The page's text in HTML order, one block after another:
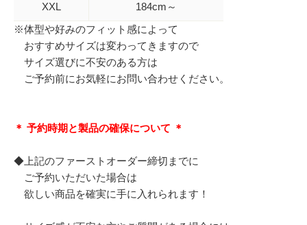
XXL
184cm～
※体型や好みのフィット感によって
おすすめサイズは変わってきますので
サイズ選びに不安のある方は
ご予約前にお気軽にお問い合わせください。
＊ 予約時期と製品の確保について ＊
◆上記のファーストオーダー締切までに
ご予約いただいた場合は
欲しい商品を確実に手に入れられます！